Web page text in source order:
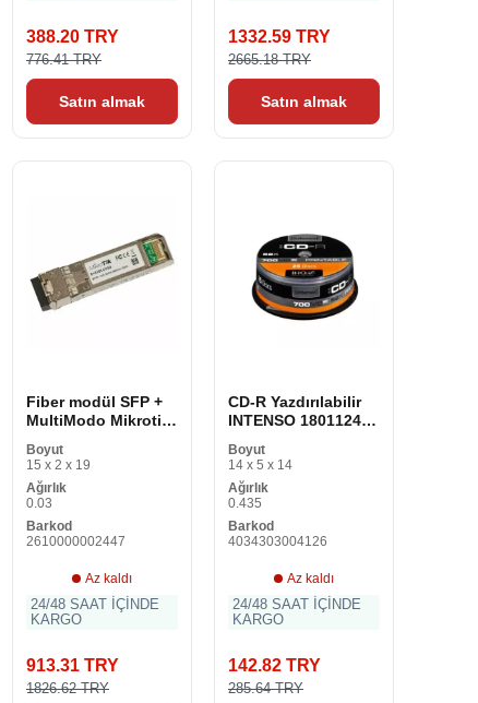
388.20 TRY
776.41 TRY
Satın almak
1332.59 TRY
2665.18 TRY
Satın almak
Fiber modül SFP +
MultiModo Mikrotik
m
Boyut
15 x 2 x 19
Ağırlık
0.03
Barkod
2610000002447
Az kaldı
24/48 SAAT İÇİNDE
KARGO
913.31 TRY
1826.62 TRY
CD-R Yazdırılabilir
INTENSO 1801124
700 MB
Boyut
14 x 5 x 14
Ağırlık
0.435
Barkod
4034303004126
Az kaldı
24/48 SAAT İÇİNDE
KARGO
142.82 TRY
285.64 TRY